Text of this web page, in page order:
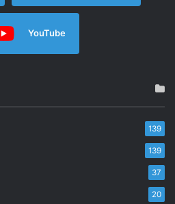
YouTube
139
139
37
20